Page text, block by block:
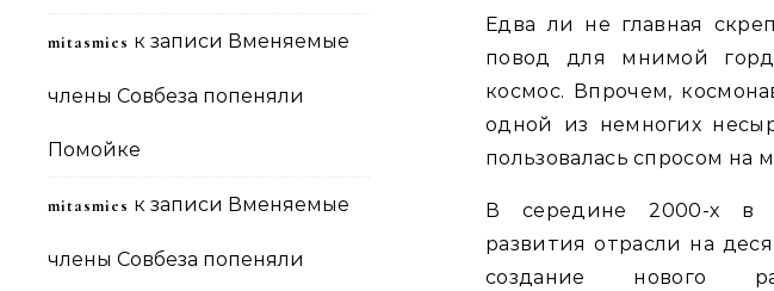
mitasmies к записи Вменяемые
члены Совбеза попеняли
Помойке
mitasmies к записи Вменяемые
члены Совбеза попеняли
Едва ли не главная
повод для мнимой
космос. Впрочем,
одной из немногих
пользовалась спросом на
В середине 2000-х в
развития отрасли на
создание нового